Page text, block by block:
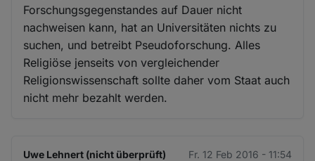
Forschungsgegenstandes auf Dauer nicht
nachweisen kann, hat an Universitäten nichts zu
suchen, und betreibt Pseudoforschung. Alles
Religiöse jenseits von vergleichender
Religionswissenschaft sollte daher vom Staat auch
nicht mehr bezahlt werden.
Uwe Lehnert (nicht überprüft) Fr. 12 Feb 2016 - 11:54